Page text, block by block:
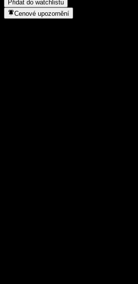
Přidat do watchlistu
Cenové upozornění